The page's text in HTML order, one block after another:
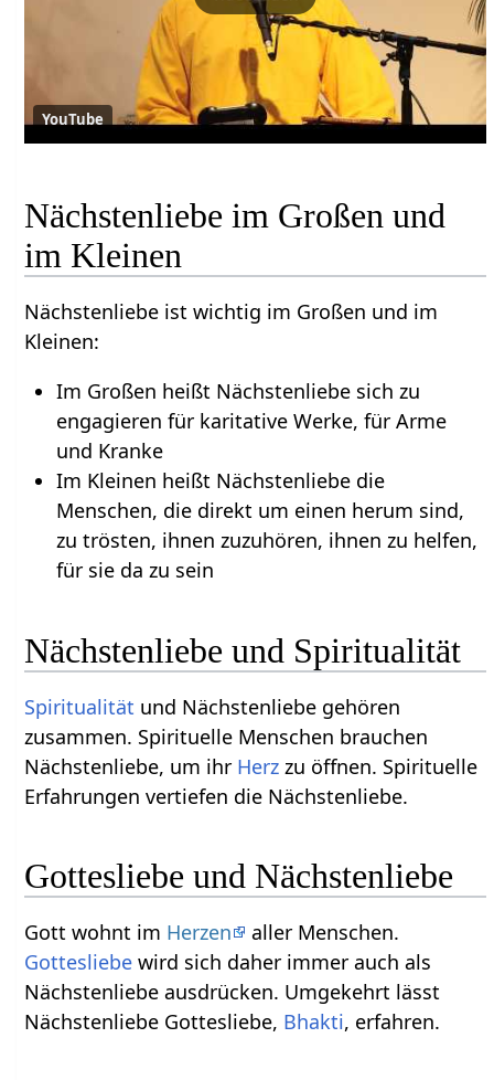
YouTube
Nächstenliebe im Großen und
im Kleinen
Nächstenliebe ist wichtig im Großen und im
Kleinen:
Im Großen heißt Nächstenliebe sich zu
engagieren für karitative Werke, für Arme
und Kranke
Im Kleinen heißt Nächstenliebe die
Menschen, die direkt um einen herum sind,
zu trösten, ihnen zuzuhören, ihnen zu helfen,
für sie da zu sein
Nächstenliebe und Spiritualität
Spiritualität und Nächstenliebe gehören
zusammen. Spirituelle Menschen brauchen
Nächstenliebe, um ihr Herz zu öffnen. Spirituelle
Erfahrungen vertiefen die Nächstenliebe.
Gottesliebe und Nächstenliebe
Gott wohnt im Herzen
aller Menschen.
Gottesliebe wird sich daher immer auch als
Nächstenliebe ausdrücken. Umgekehrt lässt
Nächstenliebe Gottesliebe, Bhakti, erfahren.